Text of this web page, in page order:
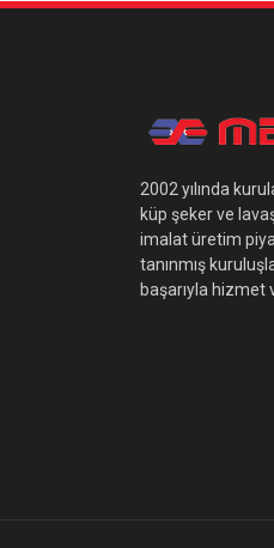
2002 yılında
küp şeker ve
imalat üretim
tanınmış
başarıyla hizmet